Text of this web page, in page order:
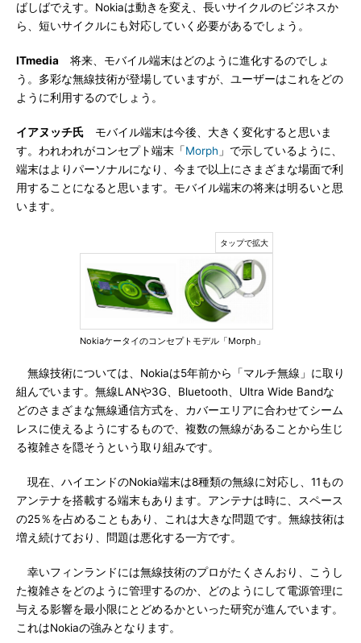
ばしばでえす。Nokiaは動きを変え、長いサイクルのビジネスか
ら、短いサイクルにも対応していく必要があるでしょう。
ITmedia 将来、モバイル端末はどのように進化するのでしょ
う。多彩な無線技術が登場していますが、ユーザーはこれをどの
ように利用するのでしょう。
イアヌッチ氏 モバイル端末は今後、大きく変化すると思いま
す。われわれがコンセプト端末「Morph 」で示しているように、
端末はよりパーソナルになり、今まで以上にさまざまな場面で利
用することになると思います。モバイル端末の将来は明るいと思
います。
Nokiaケータイのコンセプトモデル「Morph」
無線技術については、Nokiaは5年前から「マルチ無線」に取り
組んでいます。無線LANや3G、Bluetooth、Ultra Wide Bandな
どのさまざまな無線通信方式を、カバーエリアに合わせてシーム
レスに使えるようにするもので、複数の無線があることから生じ
る複雑さを隠そうという取り組みです。
現在、ハイエンドのNokia端末は8種類の無線に対応し、11もの
アンテナを搭載する端末もあります。アンテナは時に、スペース
の25％を占めることもあり、これは大きな問題です。無線技術は
増え続けており、問題は悪化する一方です。
幸いフィンランドには無線技術のプロがたくさんおり、こうし
た複雑さをどのように管理するのか、どのようにして電源管理に
与える影響を最小限にとどめるかといった研究が進んでいます。
これはNokiaの強みとなります。